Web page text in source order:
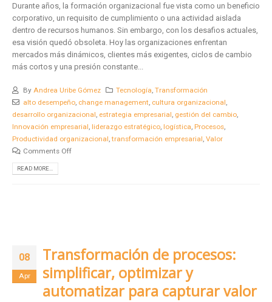
Durante años, la formación organizacional fue vista como un beneficio
corporativo, un requisito de cumplimiento o una actividad aislada
dentro de recursos humanos. Sin embargo, con los desafios actuales,
esa visión quedó obsoleta. Hoy las organizaciones enfrentan
mercados más dinámicos, clientes más exigentes, ciclos de cambio
más cortos y una presión constante...
By Andrea Uribe Gómez Tecnología,Transformación
alto desempeño, change management, cultura organizacional,
desarrollo organizacional, estrategia empresarial, gestión del cambio,
Innovación empresarial, liderazgo estratégico, logística, Procesos,
Productividad organizacional,transformación empresarial, Valor
Comments Off
READ MORE...
08
Apr
Transformación de procesos:
simplificar, optimizar y
automatizar para capturar valor